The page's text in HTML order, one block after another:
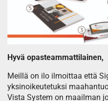
Hyvä opasteammattilainen,
Meillä on ilo ilmoittaa että
yksinoikeutetuksi
Vista System on maailman